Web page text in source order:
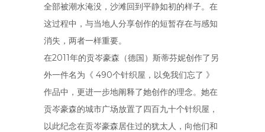
全部被潮水淹没，沙滩回到平静如初的样子。在
这过程中，与当地人分享创作的短暂存在与感知
消失，两者一样重要。
在2011年的贡岑豪森（德国）斯蒂芬妮创作了另
外一件名为《 490个针织屋，以免我们忘了 》
作品中，更进一步地阐释了她创作的理念。她在
贡岑豪森的城市广场放置了四百九十个针织屋，
以此纪念在贡岑豪森居住过的犹太人，向他们和